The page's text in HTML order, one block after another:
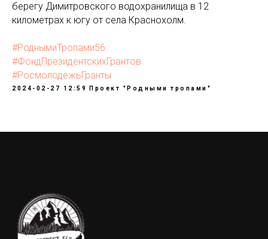
берегу Димитровского водохранилища в 12
километрах к югу от села Краснохолм.
#РоднымиТропами56
#ФондПрезидентскихГрантов
#РосмолодежьГранты
2024-02-27 12:59 Проект "Родными тропами"